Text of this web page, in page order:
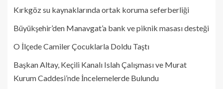
Kırkgöz su kaynaklarında ortak koruma seferberliği
Büyükşehir’den Manavgat’a bank ve piknik masası desteği
O İlçede Camiler Çocuklarla Doldu Taştı
Başkan Altay, Keçili Kanalı Islah Çalışması ve Murat
Kurum Caddesi’nde İncelemelerde Bulundu